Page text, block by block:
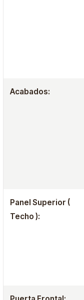
Acabados:
Panel Superior (
Techo ):